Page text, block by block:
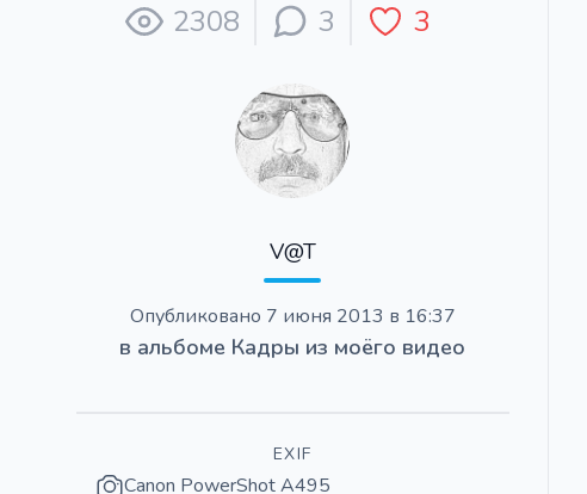
2308 3 3
V@T
Опубликовано 7 июня 2013 в 16:37
в альбоме Кадры из моёго видео
EXIF
Canon PowerShot A495